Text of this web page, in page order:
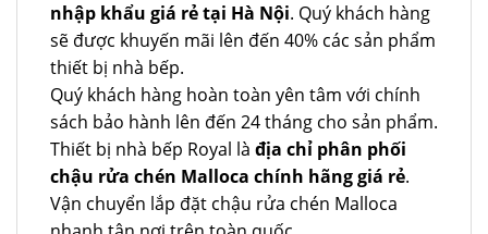
nhập khẩu giá rẻ tại Hà Nội. Quý khách hàng
sẽ được khuyến mãi lên đến 40% các sản phẩm
thiết bị nhà bếp.
Quý khách hàng hoàn toàn yên tâm với chính
sách bảo hành lên đến 24 tháng cho sản phẩm.
Thiết bị nhà bếp Royal là địa chỉ phân phối
chậu rửa chén Malloca chính hãng giá rẻ.
Vận chuyển lắp đặt chậu rửa chén Malloca